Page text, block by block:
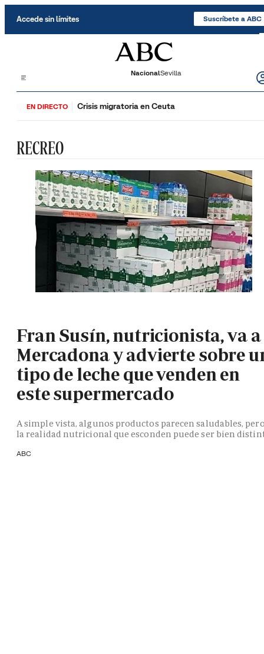
Accede sin límites Suscríbete a ABC
NacionalSevilla
EN DIRECTO Crisis migratoria en Ceuta
RECREO
Fran Susín, nutricionista, va a
Mercadona y advierte sobre
tipo de leche que venden en
este supermercado
A simple vista, algunos productos parecen saludables,
la realidad nutricional que esconden puede ser bien
ABC